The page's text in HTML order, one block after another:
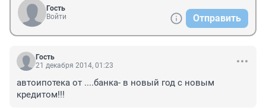
Гость
Войти
Отправить
Гость
21 декабря 2014, 01:23
автоипотека от ....банка- в новый год с новым
кредитом!!!